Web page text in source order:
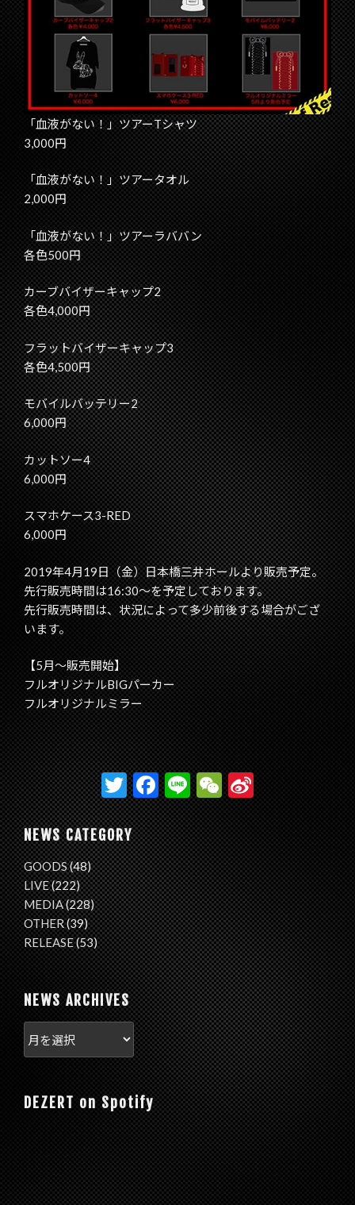
「血液がない！」ツアーTシャツ
3,000円
「血液がない！」ツアータオル
2,000円
「血液がない！」ツアーラババン
各色500円
カーブバイザーキャップ2
各色4,000円
フラットバイザーキャップ3
各色4,500円
モバイルバッテリー2
6,000円
カットソー4
6,000円
スマホケース3-RED
6,000円
2019年4月19日（金）日本橋三井ホールより販売予定。
先行販売時間は16:30～を予定しております。
先行販売時間は、状況によって多少前後する場合がござ
います。
【5月～販売開始】
フルオリジナルBIGパーカー
フルオリジナルミラー
T
w
itt
er
F
ac
e
b
o
o
k
Li
n
e
W
C
h
at
W
ei
b
o
NEWS CATEGORY
GOODS(48)
LIVE(222)
MEDIA(228)
OTHER(39)
RELEASE(53)
NEWS ARCHIVES
DEZERT on Spotify